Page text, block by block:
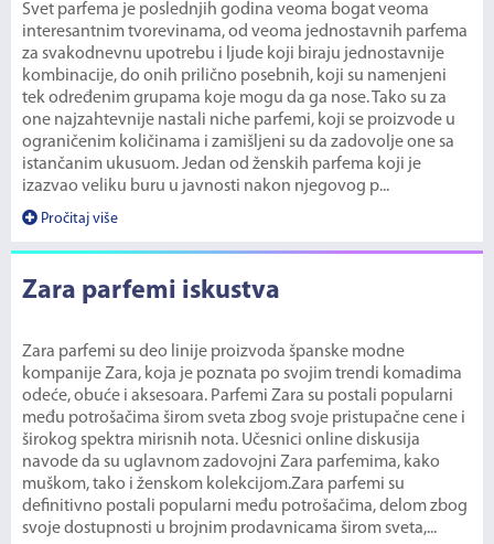
Svet parfema je poslednjih godina veoma bogat veoma
interesantnim tvorevinama, od veoma jednostavnih parfema
za svakodnevnu upotrebu i ljude koji biraju jednostavnije
kombinacije, do onih prilično posebnih, koji su namenjeni
tek određenim grupama koje mogu da ga nose. Tako su za
one najzahtevnije nastali niche parfemi, koji se proizvode u
ograničenim količinama i zamišljeni su da zadovolje one sa
istančanim ukusuom. Jedan od ženskih parfema koji je
izazvao veliku buru u javnosti nakon njegovog p...
Pročitaj više
Zara parfemi iskustva
Zara parfemi su deo linije proizvoda španske modne
kompanije Zara, koja je poznata po svojim trendi komadima
odeće, obuće i aksesoara. Parfemi Zara su postali popularni
među potrošačima širom sveta zbog svoje pristupačne cene i
širokog spektra mirisnih nota. Učesnici online diskusija
navode da su uglavnom zadovojni Zara parfemima, kako
muškom, tako i ženskom kolekcijom.Zara parfemi su
definitivno postali popularni među potrošačima, delom zbog
svoje dostupnosti u brojnim prodavnicama širom sveta,...